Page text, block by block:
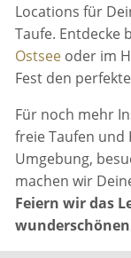
Locations für
Taufe. Entdecke
Ostsee oder im
Fest den
Für noch mehr
freie Taufen und
Umgebung,
machen wir
Feiern wir das